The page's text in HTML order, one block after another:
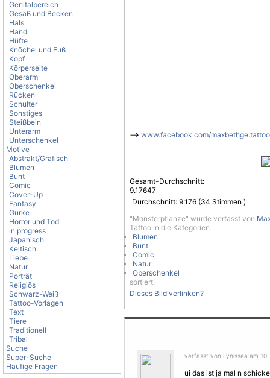
Genitalbereich
Gesäß und Becken
Hals
Hand
Hüfte
Knöchel und Fuß
Kopf
Körperseite
Oberarm
Oberschenkel
Rücken
Schulter
Sonstiges
Steißbein
Unterarm
Unterschenkel
Motive
Abstrakt/Grafisch
Blumen
Bunt
Comic
Cover-Up
Fantasy
Gurke
Horror und Tod
in progress
Japanisch
Keltisch
Liebe
Natur
Porträt
Religiös
Schwarz-Weiß
Tattoo-Vorlagen
Text
Tiere
Traditionell
Tribal
Suche
Super-Suche
Häufige Fragen
--> www.facebook.com/maxbethge.tattoo
Gesamt-Durchschnitt:
9.17647
Durchschnitt: 9.176 (34 Stimmen )
"Monsterpflanze" wurde verfasst von
Tattoo in die Kategorien
Blumen
Bunt
Comic
Natur
Oberschenkel
sortiert.
Dieses Bild verlinken?
verfasst von Lynissea am
ui das ist ja mal n